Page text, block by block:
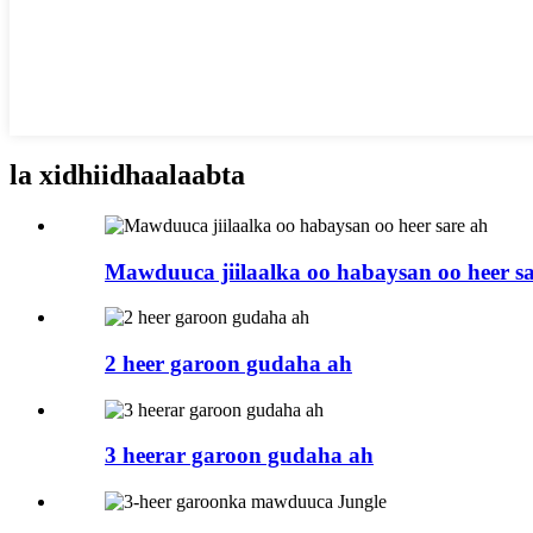
la xidhiidhaalaabta
Mawduuca jiilaalka oo habaysan oo heer
2 heer garoon gudaha ah
3 heerar garoon gudaha ah